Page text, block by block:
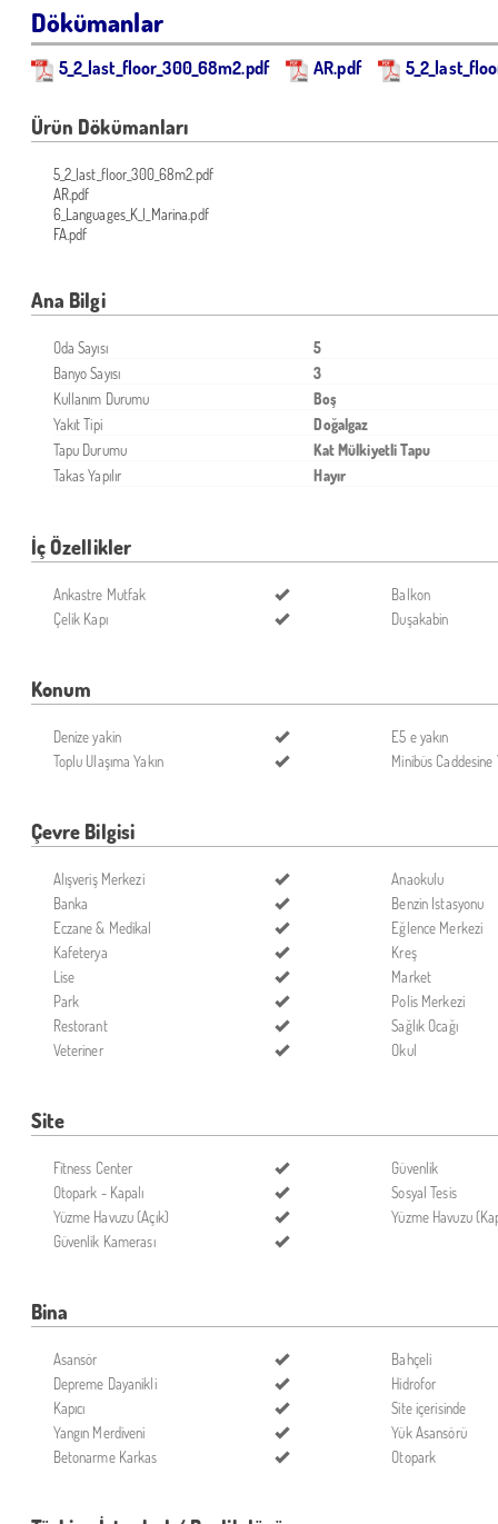
Dökümanlar
5_2_last_floor_300_68m2.pdf AR.pdf
Ürün Dökümanları
5_2_last_floor_300_68m2.pdf
AR.pdf
6_Languages_K_l_Marina.pdf
FA.pdf
Ana Bilgi
Oda Sayısı 5
Banyo Sayısı
3
Kullanım Durumu
Boş
Yakıt Tipi
Doğalgaz
Tapu Durumu
Kat Mülkiyetli Tapu
Takas Yapılır
Hayır
İç Özellikler
Ankastre Mutfak Balkon
Çelik Kapı
Duşakabin
Konum
Denize yakin E5 e yakın
Toplu Ulaşıma Yakın
Minibüs Caddesine
Çevre Bilgisi
Alışveriş Merkezi Anaokulu
Banka
Benzin Istasyonu
Eczane & Medikal
Eğlence Merkezi
Kafeterya
Kreş
Lise
Market
Park
Polis Merkezi
Restorant
Sağlık Ocağı
Veteriner
Okul
Site
Fitness Center Güvenlik
Otopark - Kapalı
Sosyal Tesis
Yüzme Havuzu (Açık)
Yüzme Havuzu
Güvenlik Kamerası
Bina
Asansör Bahçeli
Depreme Dayanikli
Hidrofor
Kapıcı
Site içerisinde
Yangın Merdiveni
Yük Asansörü
Betonarme Karkas
Otopark